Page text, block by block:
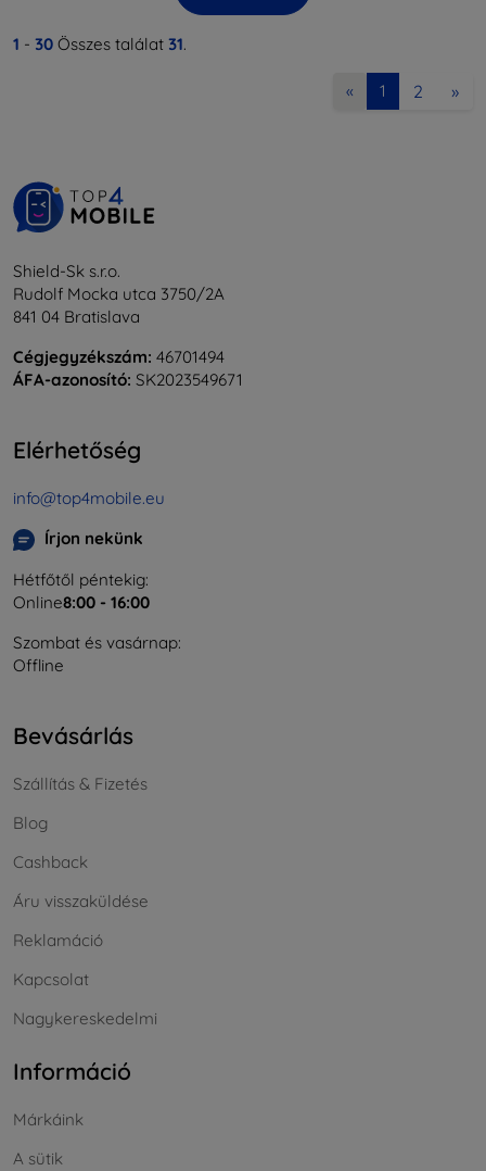
1 - 30 Összes találat 31.
« 1 2 »
Shield-Sk s.r.o.
Rudolf Mocka utca 3750/2A
841 04 Bratislava
Cégjegyzékszám: 46701494
ÁFA-azonosító: SK2023549671
Elérhetőség
info@top4mobile.eu
Írjon nekünk
Hétfőtől péntekig:
Online8:00 - 16:00
Szombat és vasárnap:
Offline
Bevásárlás
Szállítás & Fizetés
Blog
Cashback
Áru visszaküldése
Reklamáció
Kapcsolat
Nagykereskedelmi
Információ
Márkáink
A sütik